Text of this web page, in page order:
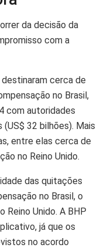
da decisão da
com a
destinaram cerca de
no Brasil,
com autoridades
(US$ 32 bilhões). Mais
entre elas cerca de
no Reino Unido.
das quitações
no Brasil, o
Reino Unido. A BHP
já que os
no acordo